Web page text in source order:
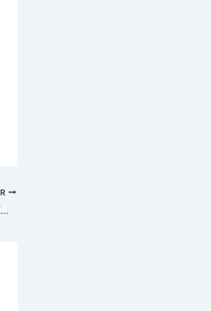
Canada Chooses Germany’s TKMS to Build New Fleet of Submarines